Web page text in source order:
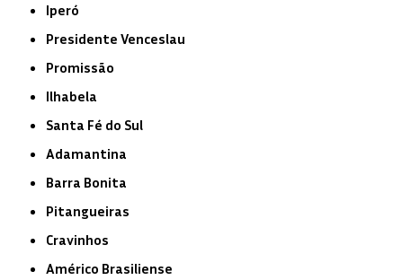
Iperó
Presidente Venceslau
Promissão
Ilhabela
Santa Fé do Sul
Adamantina
Barra Bonita
Pitangueiras
Cravinhos
Américo Brasiliense